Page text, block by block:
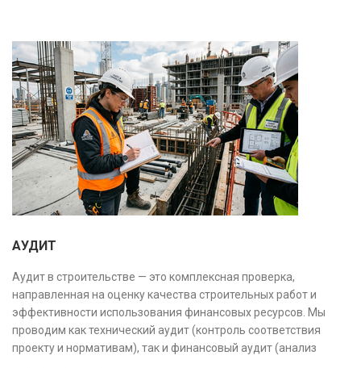
АУДИТ
Аудит в строительстве — это комплексная проверка,
направленная на оценку качества строительных работ и
эффективности использования финансовых ресурсов. Мы
проводим как технический аудит (контроль соответствия
проекту и нормативам), так и финансовый аудит (анализ